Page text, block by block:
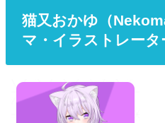
猫又おかゆ（
マ・イラストレータ